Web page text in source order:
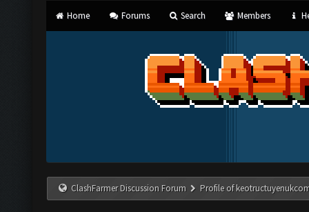
Home Forums Search Members
ClashFarmer Discussion Forum Profile of